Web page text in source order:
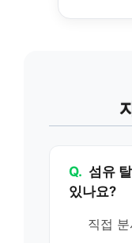
Q. 섬유
있나요?
직접